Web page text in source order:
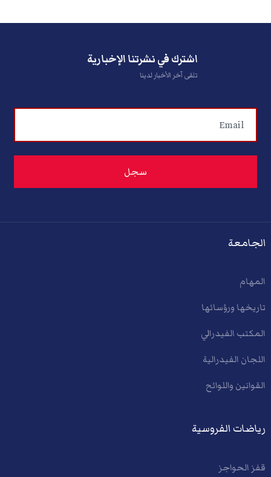
اشترك في نشرتنا الإخبارية
تلقى آخر الأخبار لدينا
الجامعة
المهام
تاريخها ورؤسائها
المكتب الفيدرالي
اللجان الفيدرالية
القوانين واللوائح
رياضات الفروسية
قفز الحواجز